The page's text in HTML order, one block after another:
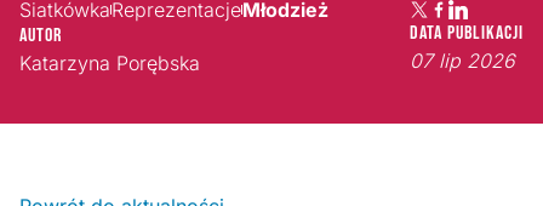
SiatkówkaReprezentacjeMłodzież
Autor
Katarzyna Porębska
Data publikacji
07 lip 2026